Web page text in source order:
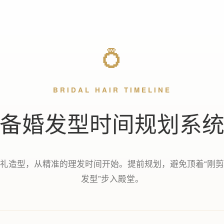
💍
BRIDAL HAIR TIMELINE
备婚发型时间规划系统
造型，从精准的理发时间开始。提前规划，避免顶着“刚
发型”步入殿堂。